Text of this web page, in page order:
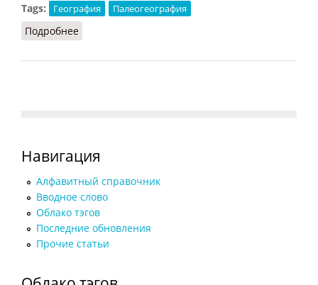
Tags:
География Палеогеография
Подробнее
Навигация
Алфавитный справочник
Вводное слово
Облако тэгов
Последние обновления
Прочие статьи